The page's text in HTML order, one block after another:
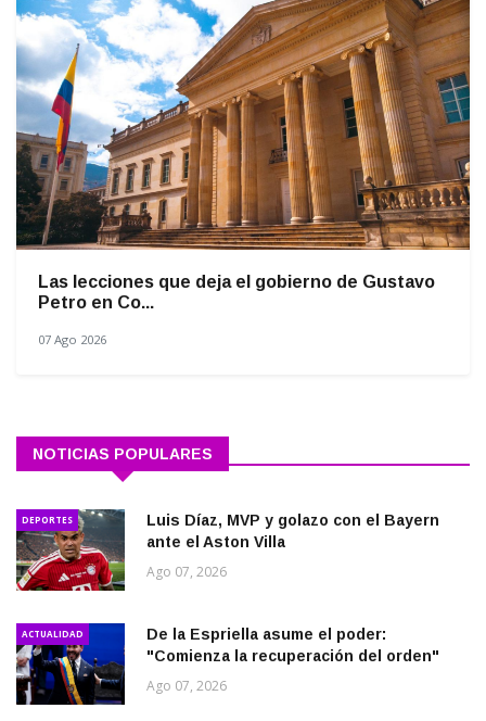
Las lecciones que deja el gobierno de Gustavo
Petro en Co...
07 Ago 2026
NOTICIAS POPULARES
DEPORTES
Luis Díaz, MVP y golazo con el Bayern
ante el Aston Villa
Ago 07, 2026
ACTUALIDAD
De la Espriella asume el poder:
"Comienza la recuperación del orden"
Ago 07, 2026